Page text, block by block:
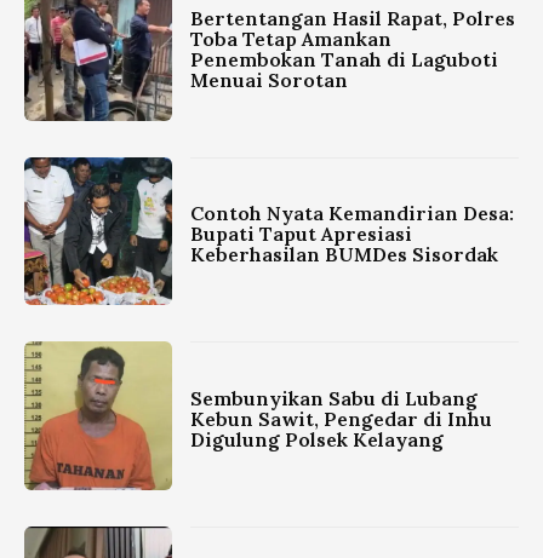
Bertentangan Hasil Rapat, Polres
Toba Tetap Amankan
Penembokan Tanah di Laguboti
Menuai Sorotan
Contoh Nyata Kemandirian Desa:
Bupati Taput Apresiasi
Keberhasilan BUMDes Sisordak
Sembunyikan Sabu di Lubang
Kebun Sawit, Pengedar di Inhu
Digulung Polsek Kelayang